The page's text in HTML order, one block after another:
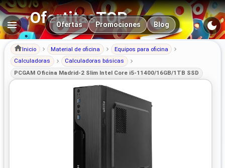
OfertitasTOP
Navegación principal
Ofertas Promociones Blog
Inicio Material de oficina
Equipos para oficina
Calculadoras
Calculadoras básicas
PCGAM Oficina Madrid-2 Slim Intel Core i5-11400/16GB/1TB SSD